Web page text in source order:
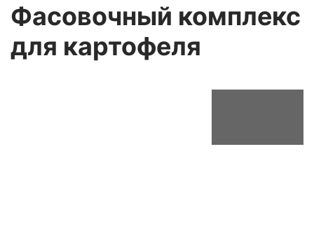
Фасовочный комплекс
для картофеля